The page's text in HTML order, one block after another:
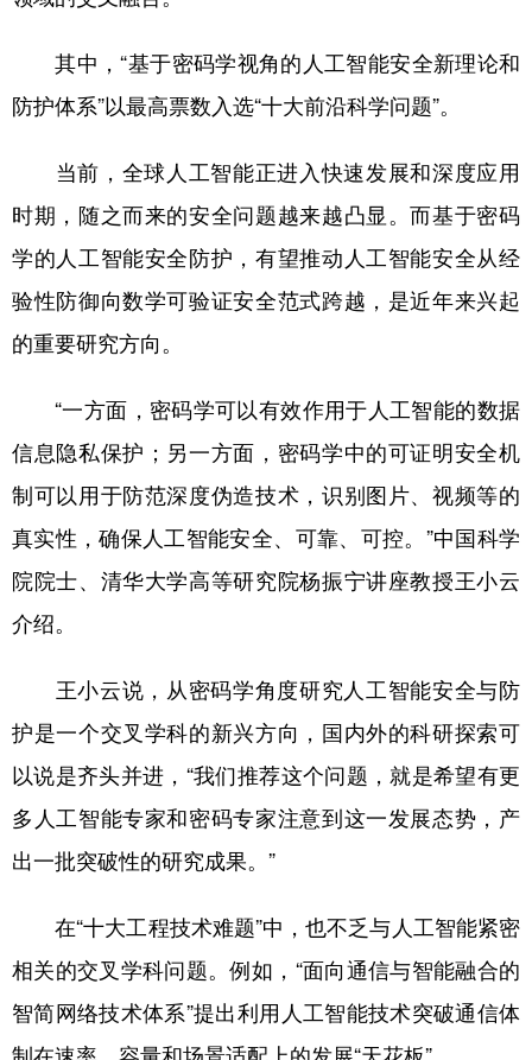
其中，“基于密码学视角的人工智能安全新理论和
防护体系”以最高票数入选“十大前沿科学问题”。
当前，全球人工智能正进入快速发展和深度应用
时期，随之而来的安全问题越来越凸显。而基于密码
学的人工智能安全防护，有望推动人工智能安全从经
验性防御向数学可验证安全范式跨越，是近年来兴起
的重要研究方向。
“一方面，密码学可以有效作用于人工智能的数据
信息隐私保护；另一方面，密码学中的可证明安全机
制可以用于防范深度伪造技术，识别图片、视频等的
真实性，确保人工智能安全、可靠、可控。”中国科学
院院士、清华大学高等研究院杨振宁讲座教授王小云
介绍。
王小云说，从密码学角度研究人工智能安全与防
护是一个交叉学科的新兴方向，国内外的科研探索可
以说是齐头并进，“我们推荐这个问题，就是希望有更
多人工智能专家和密码专家注意到这一发展态势，产
出一批突破性的研究成果。”
在“十大工程技术难题”中，也不乏与人工智能紧密
相关的交叉学科问题。例如，“面向通信与智能融合的
智简网络技术体系”提出利用人工智能技术突破通信体